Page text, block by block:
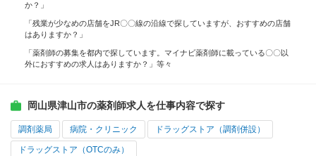
か？」
「残業が少なめの店舗をJR〇〇線の沿線で探していますが、おすすめの店舗
はありますか？」
「薬剤師の募集を都内で探しています。マイナビ薬剤師に載っている〇〇以
外におすすめの求人はありますか？」等々
岡山県津山市の薬剤師求人を仕事内容で探す
調剤薬局 病院・クリニック ドラッグストア（調剤併設）
ドラッグストア（OTCのみ）